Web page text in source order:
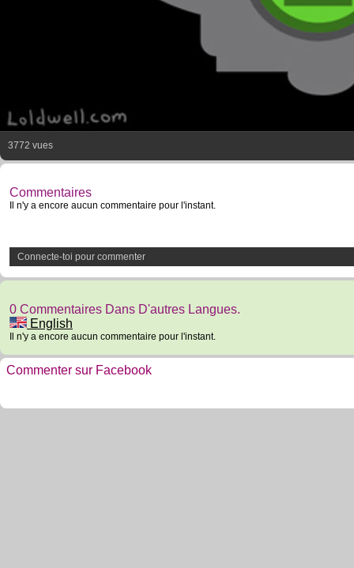
3772 vues
Commentaires
Il n'y a encore aucun commentaire pour l'instant.
Connecte-toi pour commenter
0 Commentaires Dans D'autres Langues.
English
Il n'y a encore aucun commentaire pour l'instant.
Commenter sur Facebook